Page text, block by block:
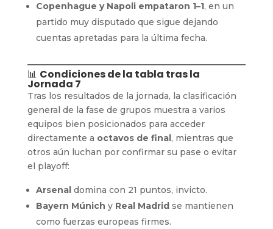
Copenhague y Napoli empataron 1–1, en un
partido muy disputado que sigue dejando
cuentas apretadas para la última fecha.
📊 Condiciones de la tabla tras la
Jornada 7
Tras los resultados de la jornada, la clasificación
general de la fase de grupos muestra a varios
equipos bien posicionados para acceder
directamente a octavos de final, mientras que
otros aún luchan por confirmar su pase o evitar
el playoff:
Arsenaldomina con 21 puntos, invicto.
Bayern Múnich y Real Madridse mantienen
como fuerzas europeas firmes.